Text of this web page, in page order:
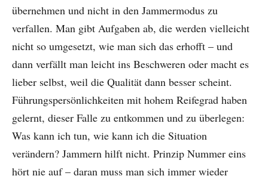
übernehmen und nicht in den Jammermodus zu
verfallen. Man gibt Aufgaben ab, die werden vielleicht
nicht so umgesetzt, wie man sich das erhofft – und
dann verfällt man leicht ins Beschweren oder macht es
lieber selbst, weil die Qualität dann besser scheint.
Führungspersönlichkeiten mit hohem Reifegrad haben
gelernt, dieser Falle zu entkommen und zu überlegen:
Was kann ich tun, wie kann ich die Situation
verändern? Jammern hilft nicht. Prinzip Nummer eins
hört nie auf – daran muss man sich immer wieder